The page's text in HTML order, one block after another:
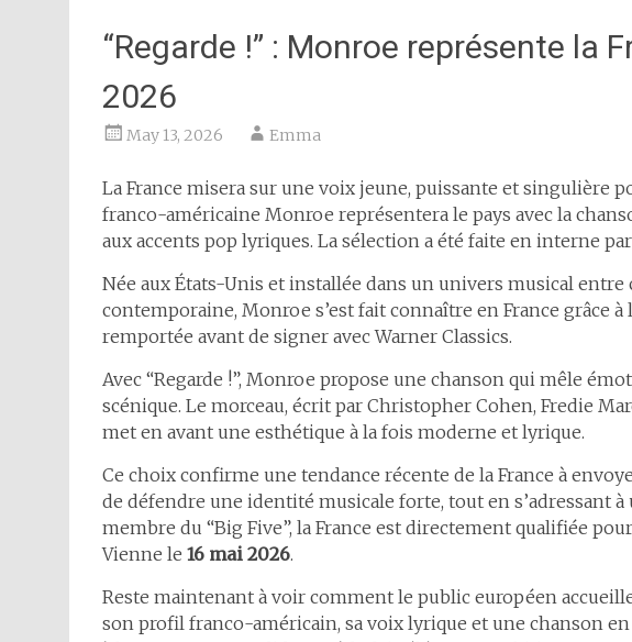
“Regarde !” : Monroe représente la
2026
May 13, 2026 Emma
La France misera sur une voix jeune, puissante et singulière
franco-américaine Monroe représentera le pays avec la
aux accents pop lyriques. La sélection a été faite en interne
Née aux États-Unis et installée dans un univers musical entre
contemporaine, Monroe s’est fait connaître en France grâce à
remportée avant de signer avec Warner Classics.
Avec “Regarde !”, Monroe propose une chanson qui mêle
scénique. Le morceau, écrit par Christopher Cohen, Fredie
met en avant une esthétique à la fois moderne et lyrique.
Ce choix confirme une tendance récente de la France à
de défendre une identité musicale forte, tout en s’adressant
membre du “Big Five”, la France est directement qualifiée
Vienne le 16 mai 2026.
Reste maintenant à voir comment le public européen
son profil franco-américain, sa voix lyrique et une chanson